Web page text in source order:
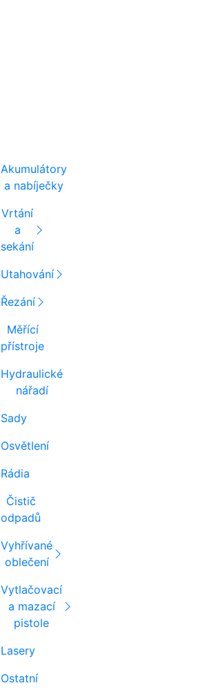
Akumulátory
a nabíječky
Vrtání
a
sekání
Utahování
Řezání
Měřící
přístroje
Hydraulické
nářadí
Sady
Osvětlení
Rádia
Čistič
odpadů
Vyhřívané
oblečení
Vytlačovací
a mazací
pistole
Lasery
Ostatní